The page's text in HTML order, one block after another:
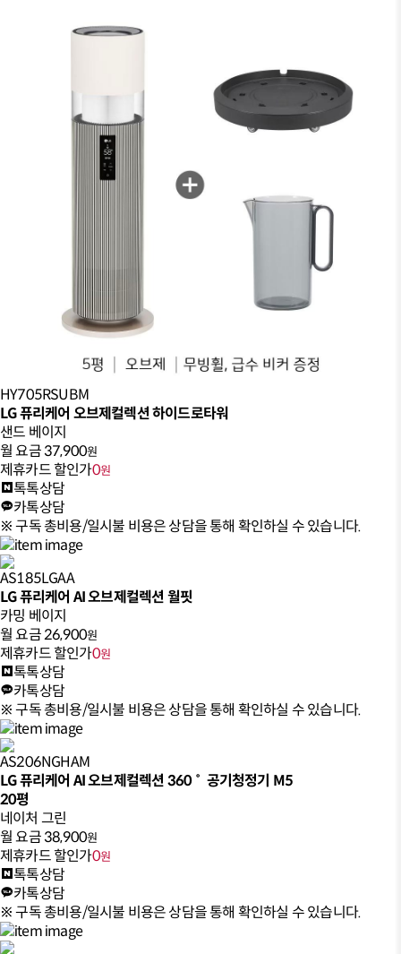
HY705RSUBM
LG 퓨리케어 오브제컬렉션 하이드로타워
샌드 베이지
월 요금37,900원
제휴카드 할인가0원
톡톡상담
카톡상담
※ 구독 총비용/일시불 비용은 상담을 통해 확인하실 수 있습니다.
AS185LGAA
LG 퓨리케어 AI 오브제컬렉션 월핏
카밍 베이지
월 요금26,900원
제휴카드 할인가0원
톡톡상담
카톡상담
※ 구독 총비용/일시불 비용은 상담을 통해 확인하실 수 있습니다.
AS206NGHAM
LG 퓨리케어 AI 오브제컬렉션 360˚ 공기청정기 M5
20평
네이처 그린
월 요금38,900원
제휴카드 할인가0원
톡톡상담
카톡상담
※ 구독 총비용/일시불 비용은 상담을 통해 확인하실 수 있습니다.